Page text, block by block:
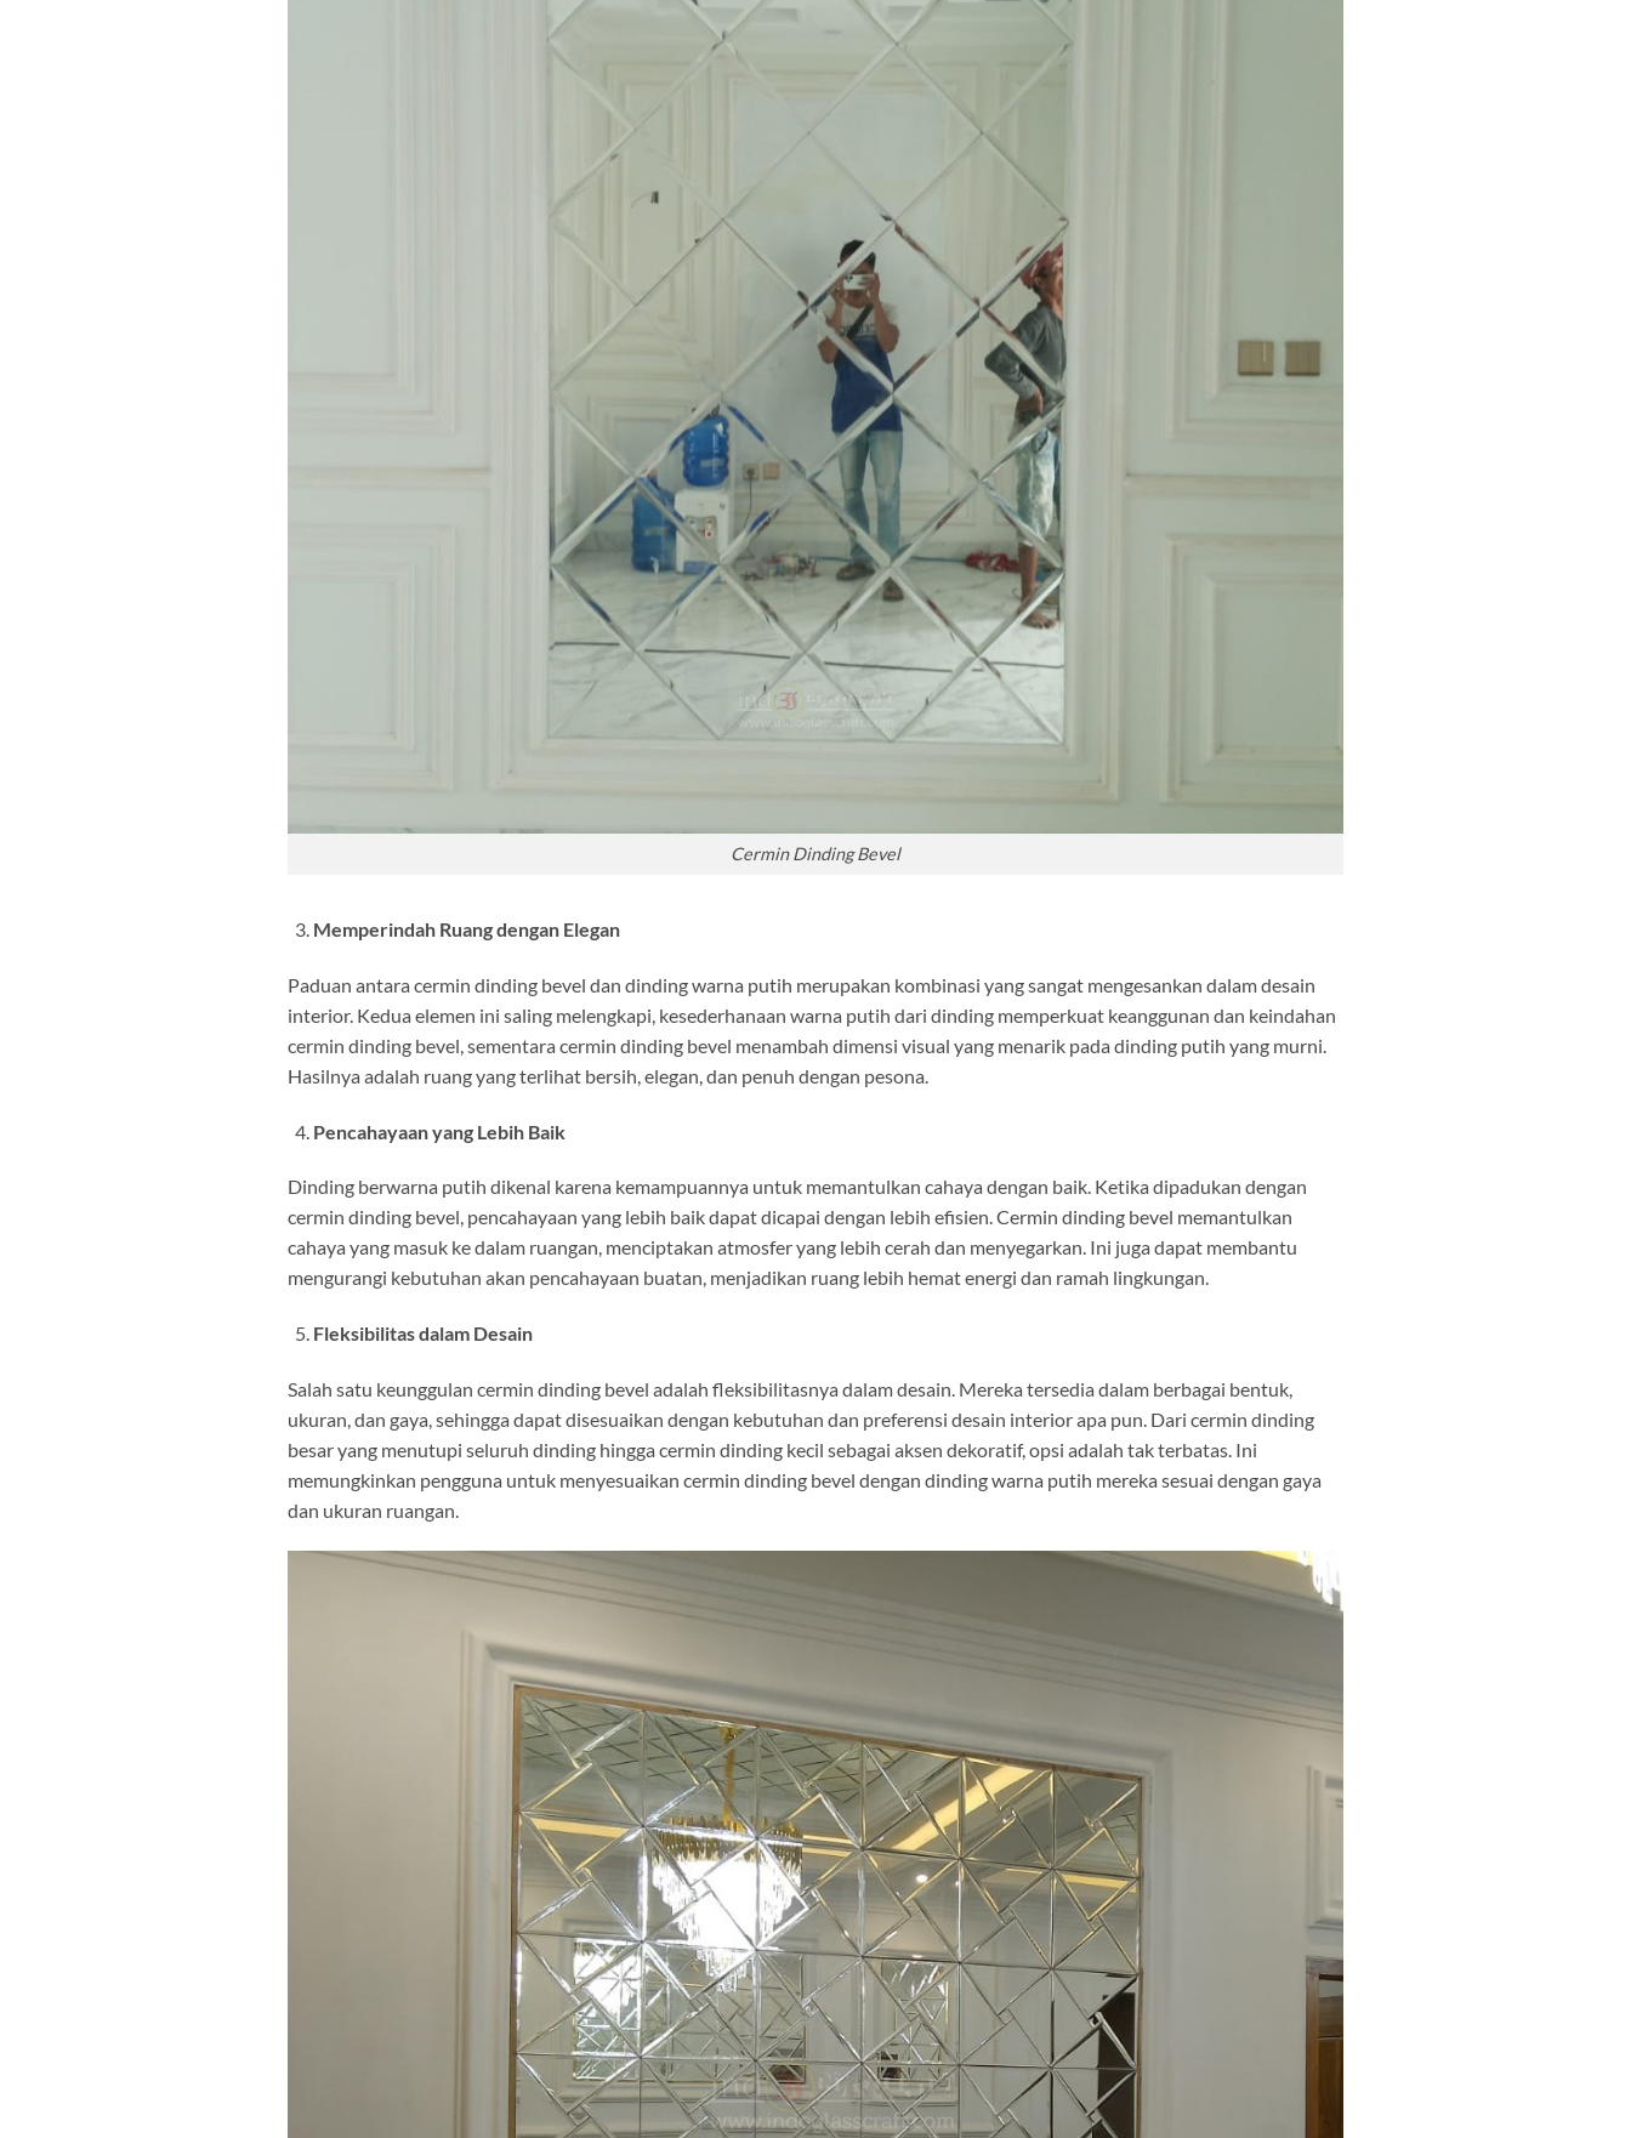
Cermin Dinding Bevel
Memperindah Ruang dengan Elegan
Paduan antara cermin dinding bevel dan dinding warna putih merupakan kombinasi yang sangat mengesankan dalam desain
interior. Kedua elemen ini saling melengkapi, kesederhanaan warna putih dari dinding memperkuat keanggunan dan keindahan
cermin dinding bevel, sementara cermin dinding bevel menambah dimensi visual yang menarik pada dinding putih yang murni.
Hasilnya adalah ruang yang terlihat bersih, elegan, dan penuh dengan pesona.
Pencahayaan yang Lebih Baik
Dinding berwarna putih dikenal karena kemampuannya untuk memantulkan cahaya dengan baik. Ketika dipadukan dengan
cermin dinding bevel, pencahayaan yang lebih baik dapat dicapai dengan lebih efisien. Cermin dinding bevel memantulkan
cahaya yang masuk ke dalam ruangan, menciptakan atmosfer yang lebih cerah dan menyegarkan. Ini juga dapat membantu
mengurangi kebutuhan akan pencahayaan buatan, menjadikan ruang lebih hemat energi dan ramah lingkungan.
Fleksibilitas dalam Desain
Salah satu keunggulan cermin dinding bevel adalah fleksibilitasnya dalam desain. Mereka tersedia dalam berbagai bentuk,
ukuran, dan gaya, sehingga dapat disesuaikan dengan kebutuhan dan preferensi desain interior apa pun. Dari cermin dinding
besar yang menutupi seluruh dinding hingga cermin dinding kecil sebagai aksen dekoratif, opsi adalah tak terbatas. Ini
memungkinkan pengguna untuk menyesuaikan cermin dinding bevel dengan dinding warna putih mereka sesuai dengan gaya
dan ukuran ruangan.